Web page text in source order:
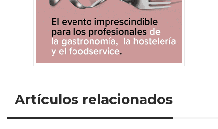
Artículos relacionados